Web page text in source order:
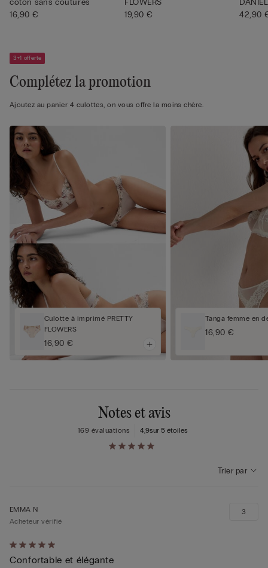
coton sans coutures
16,90 €
FLOWERS
19,90 €
42,90
3+1 offerte
Complétez la promotion
Ajoutez au panier 4 culottes, on vous offre la moins chère.
Culotte à imprimé PRETTY
FLOWERS
16,90 €
Tanga femme en
16,90 €
Notes et avis
4,9sur 5 étoiles
169 évaluations
Trier par
Évalué
5sur 5
EMMA N
Acheteur vérifié
Confortable et élégante
3